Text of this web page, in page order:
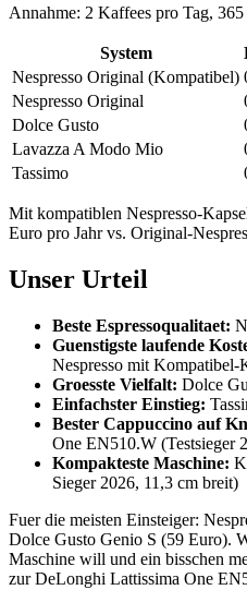
Annahme: 2 Kaffees pro Tag, 365
System
Nespresso Original (Kompatibel)
Nespresso Original
Dolce Gusto
Lavazza A Modo Mio
Tassimo
Mit kompatiblen Nespresso-
Euro pro Jahr vs. Original-
Unser Urteil
Beste Espressoqualitaet:
Guenstigste laufende
Nespresso mit Kompatibel-
Groesste Vielfalt: Dolce
Einfachster Einstieg:
Bester Cappuccino auf
One EN510.W (Testsieger
Kompakteste Maschine:
Sieger 2026, 11,3 cm breit)
Fuer die meisten Einsteiger:
Dolce Gusto Genio S (59 Euro).
Maschine will und ein bisschen
zur DeLonghi Lattissima One